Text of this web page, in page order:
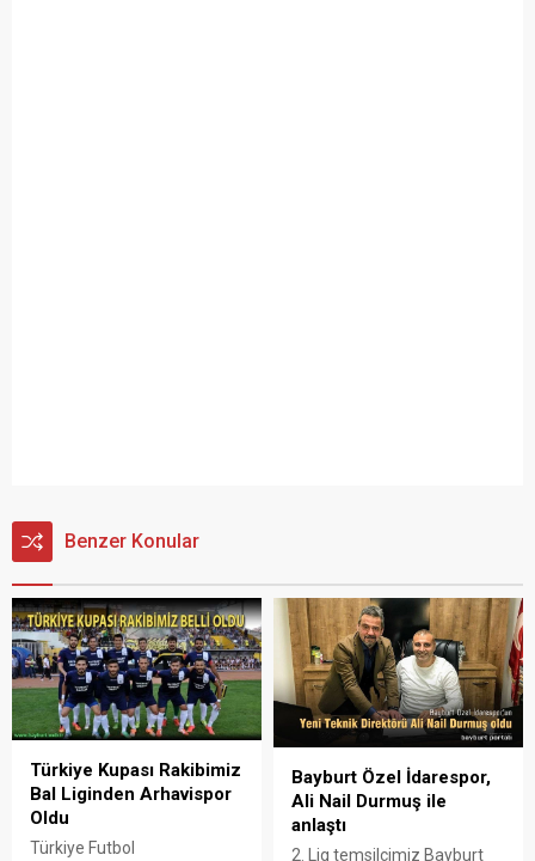
Benzer Konular
Türkiye Kupası Rakibimiz
Bal Liginden Arhavispor
Oldu
Türkiye Futbol
Bayburt Özel İdarespor,
Ali Nail Durmuş ile
anlaştı
2. Lig temsilcimiz Bayburt